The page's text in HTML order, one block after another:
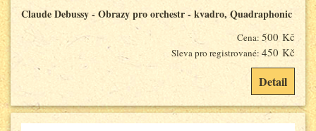
Claude Debussy - Obrazy pro orchestr - kvadro, Quadraphonic
Cena: 500 Kč
Sleva pro registrované: 450 Kč
Detail